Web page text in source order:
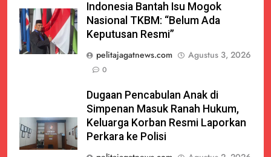
Indonesia Bantah Isu Mogok
Nasional TKBM: “Belum Ada
Keputusan Resmi”
pelitajagatnews.com
Agustus 3, 2026
0
Dugaan Pencabulan Anak di
Simpenan Masuk Ranah Hukum,
Keluarga Korban Resmi Laporkan
Perkara ke Polisi